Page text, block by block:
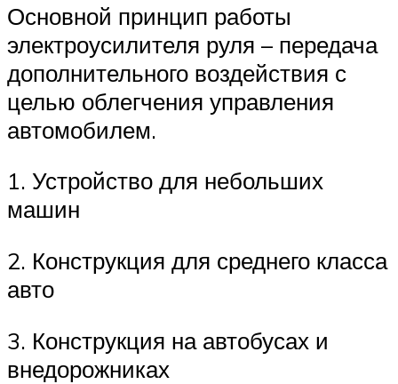
Основной принцип работы
электроусилителя руля – передача
дополнительного воздействия с
целью облегчения управления
автомобилем.
1. Устройство для небольших
машин
2. Конструкция для среднего класса
авто
3. Конструкция на автобусах и
внедорожниках